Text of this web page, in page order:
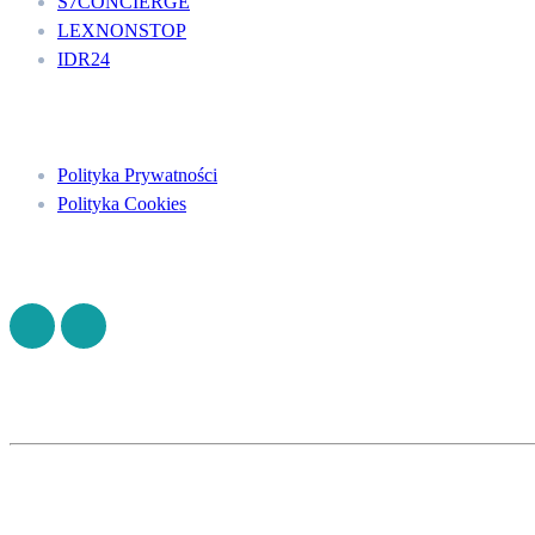
LEXNONSTOP
IDR24
Polityka Prywatności
Polityka Cookies